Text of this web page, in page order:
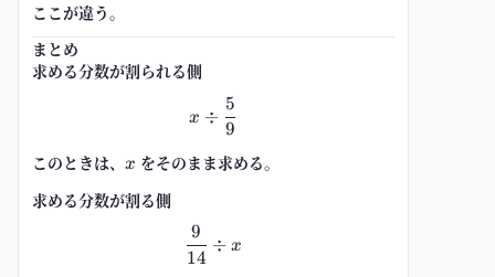
ここが違う。
まとめ
求める分数が割られる側
x\div \frac{5}{9}
x ÷
9
5
このときは、 x
x をそのまま求める。
求める分数が割る側
\frac{9}{14}\div x
14
9
÷ x